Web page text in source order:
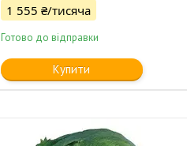
1 555 ₴/тисяча
Готово до відправки
Купити